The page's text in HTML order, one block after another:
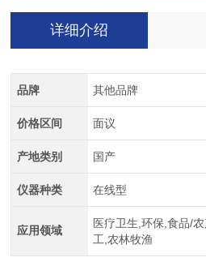
详细介绍
品牌 其他品牌
价格区间 面议
产地类别 国产
仪器种类 在线型
应用领域
医疗卫生,环保,食品/
工,农林牧渔